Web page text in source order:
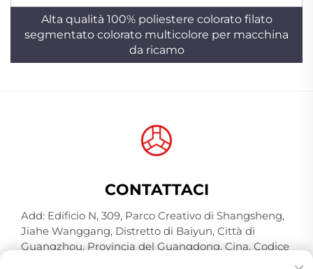
Alta qualità 100% poliestere colorato filato
segmentato colorato multicolore per macchina
da ricamo
CONTATTACI
Add: Edificio N, 309, Parco Creativo di Shangsheng,
Jiahe Wanggang, Distretto di Baiyun, Città di
Guangzhou, Provincia del Guangdong, Cina, Codice